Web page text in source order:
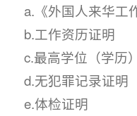
a.《外国人来华工
b.工作资历证明
c.最高学位（学历
d.无犯罪记录证明
e.体检证明